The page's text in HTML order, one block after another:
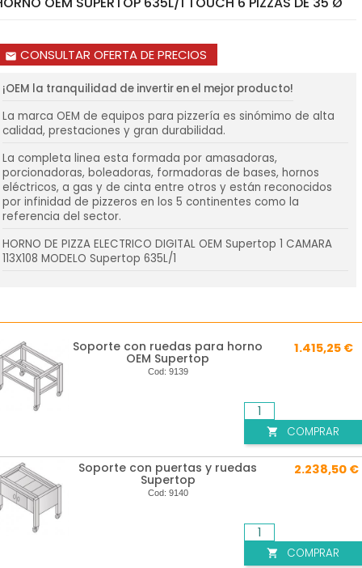
email CONSULTAR OFERTA DE PRECIOS
¡OEM la tranquilidad de invertir en el mejor producto!
La marca OEM de equipos para pizzería es sinómimo de alta
calidad, prestaciones y gran durabilidad.
La completa linea esta formada por amasadoras,
porcionadoras, boleadoras, formadoras de bases, hornos
eléctricos, a gas y de cinta entre otros y están reconocidos
por infinidad de pizzeros en los 5 continentes como la
referencia del sector.
HORNO DE PIZZA ELECTRICO DIGITAL OEM Supertop 1 CAMARA
113X108 MODELO Supertop 635L/1
Soporte con ruedas para horno
OEM Supertop
Cod: 9139
1.415,25 €
 COMPRAR
Soporte con puertas y ruedas
Supertop
Cod: 9140
2.238,50 €
 COMPRAR